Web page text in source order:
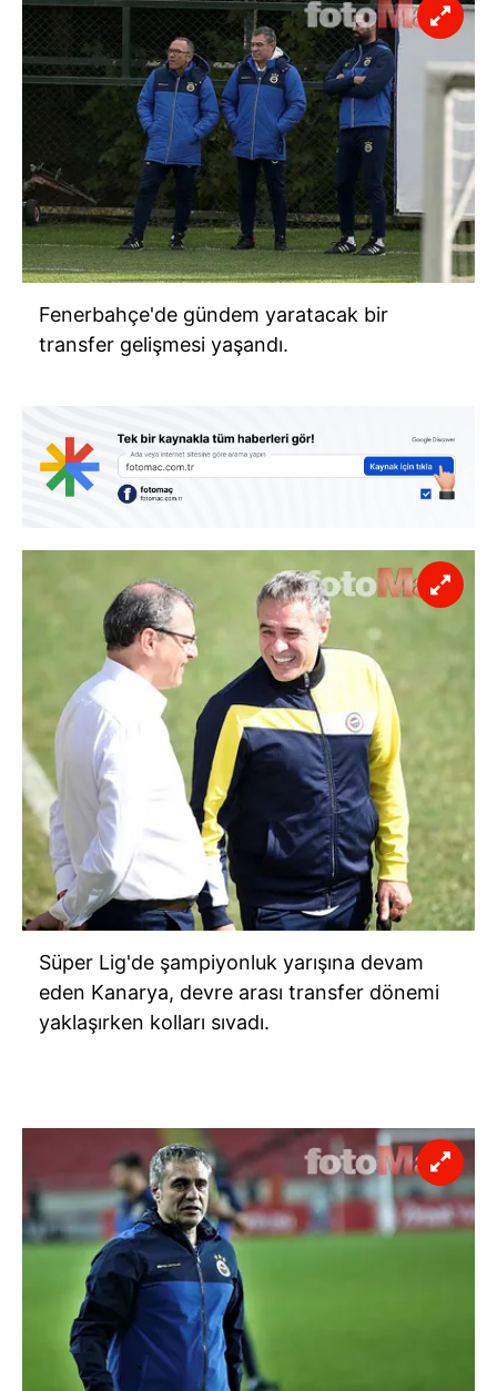
Fenerbahçe'de gündem yaratacak bir
transfer gelişmesi yaşandı.
Süper Lig'de şampiyonluk yarışına devam
eden Kanarya, devre arası transfer dönemi
yaklaşırken kolları sıvadı.